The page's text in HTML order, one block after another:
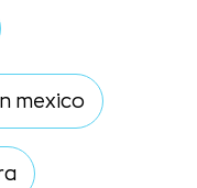
mexico